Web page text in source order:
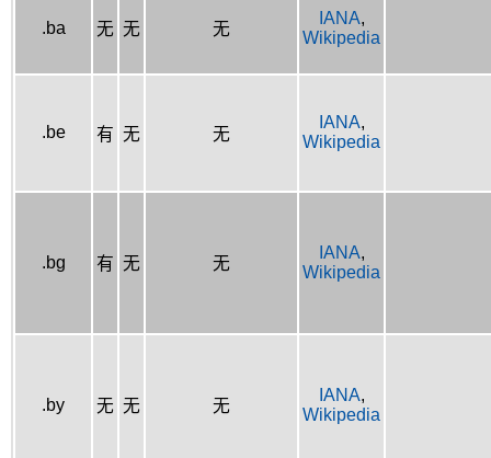
.ba 无 无 无
IANA,
Wikipedia
.be 有 无 无
IANA,
Wikipedia
.bg 有 无 无
IANA,
Wikipedia
.by 无 无 无
IANA,
Wikipedia